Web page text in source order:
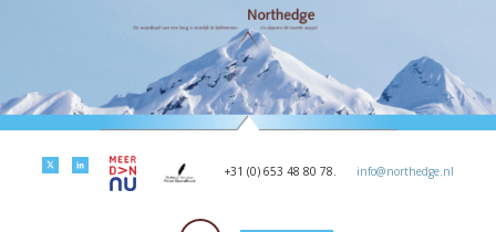
+31 (0) 653 48 80 78. info@northedge.nl